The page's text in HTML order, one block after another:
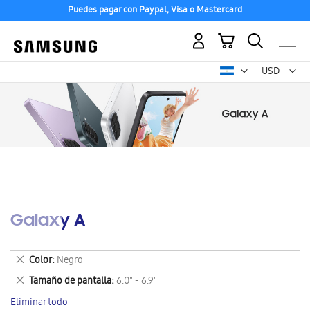
Puedes pagar con Paypal, Visa o Mastercard
USD -
dólar
Mi carrito
Galaxy A
Color Negro
Eliminar
este
artículo
Tamaño de pantalla 6.0" - 6.9"
Eliminar
este
Eliminar todo